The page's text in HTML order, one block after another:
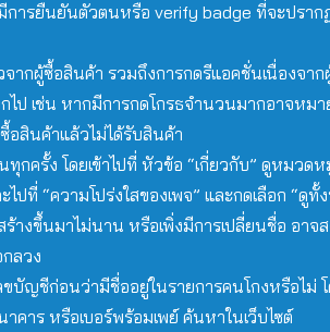
การยืนยันตัวตนหรือ verify badge ที่จะปรา
จากผู้ซื้อสินค้า รวมถึงการกดรีแอคชั่นเนื่องจา
ไป เช่น หากมีการกดโกรธจำนวนมากอาจหม
อสินค้าแล้วไม่ได้รับสินค้า
กครั้ง โดยเข้าไปที่ หัวข้อ “เกี่ยวกับ” ดูหมวด
ปที่ “ความโปร่งใสของเพจ” และกดเลือก “ดูทั้
างขึ้นมาไม่นาน หรือเพิ่งมีการเปลี่ยนชื่อ อาจ
ลวง
ขบัญชีก่อนว่ามีชื่ออยู่ในรายการคนโกงหรือไม่
าร หรือเบอร์พร้อมเพย์ ค้นหาในเว็บไซต์